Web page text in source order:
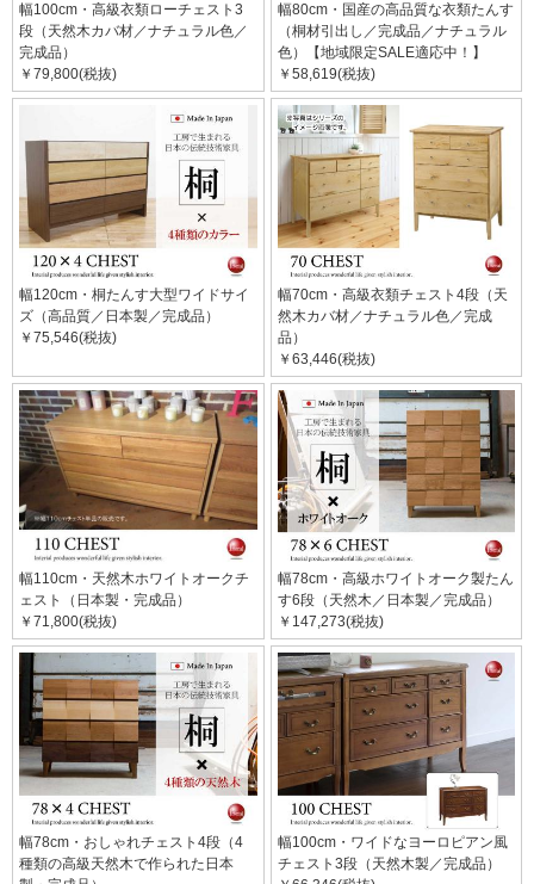
幅100cm・高級衣類ローチェスト3
段（天然木カバ材／ナチュラル色／
完成品）
￥79,800(税抜)
幅80cm・国産の高品質な衣類たんす
（桐材引出し／完成品／ナチュラル
色）【地域限定SALE適応中！】
￥58,619(税抜)
幅120cm・桐たんす大型ワイドサイ
ズ（高品質／日本製／完成品）
￥75,546(税抜)
幅70cm・高級衣類チェスト4段（天
然木カバ材／ナチュラル色／完成
品）
￥63,446(税抜)
幅110cm・天然木ホワイトオークチ
ェスト（日本製・完成品）
￥71,800(税抜)
幅78cm・高級ホワイトオーク製たん
す6段（天然木／日本製／完成品）
￥147,273(税抜)
幅78cm・おしゃれチェスト4段（4
種類の高級天然木で作られた日本
幅100cm・ワイドなヨーロピアン風
チェスト3段（天然木製／完成品）